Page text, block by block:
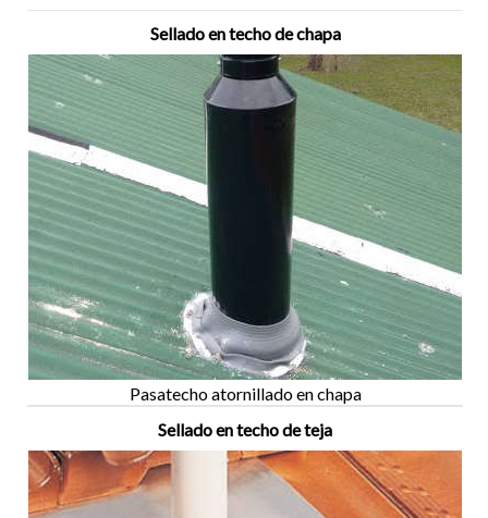
Sellado en techo de chapa
Pasatecho atornillado en chapa
Sellado en techo de teja